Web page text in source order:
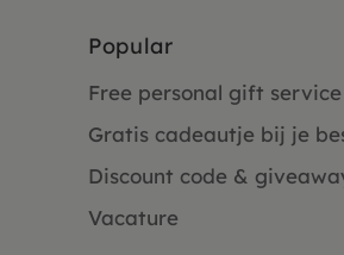
Popular
Free personal gift service
Gratis cadeautje bij je
Discount code &
Vacature